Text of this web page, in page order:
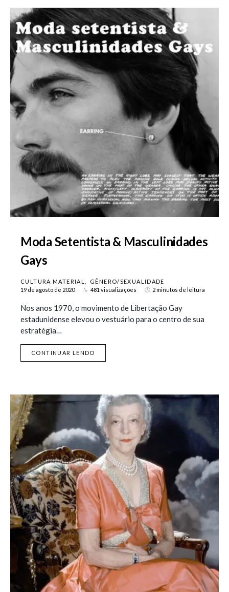
Moda Setentista & Masculinidades
Gays
CULTURA MATERIAL
GÊNERO/SEXUALIDADE
19 de agosto de 2020
481 visualizações 2 minutos de leitura
Nos anos 1970, o movimento de Libertação Gay
estadunidense elevou o vestuário para o centro de sua
estratégia…
CONTINUAR LENDO